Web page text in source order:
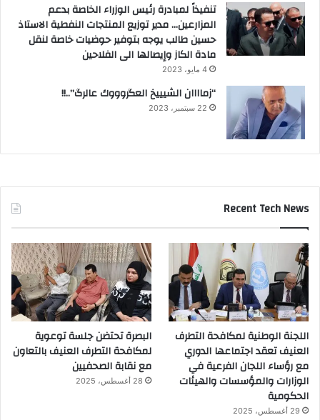
تنفيذاً لمبادرة رئيس الوزراء الخاصة بدعم
المزارعين… مدير توزيع المنتجات النفطية الاستاذ
حسين طالب يوجه بتوفير حوضيات خاصة لنقل
مادة الكاز وإيصالها الى الفلاحين
4 مايو، 2023
“زماااان الشيييخ العگروووك عالرگ”..!!
22 سبتمبر، 2023
Recent Tech News
اللجنة الوطنية لمكافحة التطرف
العنيف تعقد اجتماعها الدوري
مع رؤساء اللجان الفرعية في
الوزارات والمؤسسات والهيئات
الحكومية
29 أغسطس، 2025
البصرة تحتضن جلسة توعوية
لمكافحة التطرف العنيف بالتعاون
مع نقابة الصحفيين
28 أغسطس، 2025